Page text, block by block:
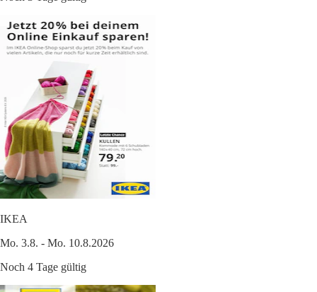
IKEA
Mo. 3.8. - Mo. 10.8.2026
Noch 4 Tage gültig